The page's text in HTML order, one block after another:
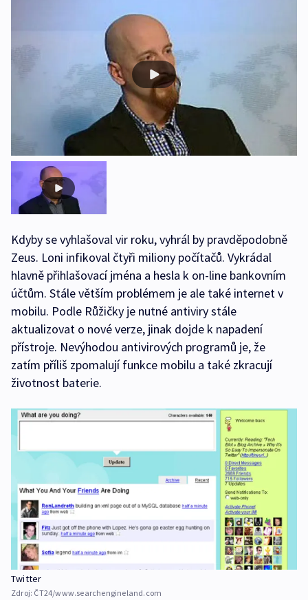
Kdyby se vyhlašoval vir roku, vyhrál by pravděpodobně
Zeus. Loni infikoval čtyři miliony počítačů. Vykrádal
hlavně přihlašovací jména a hesla k on-line bankovním
účtům. Stále větším problémem je ale také internet v
mobilu. Podle Růžičky je nutné antiviry stále
aktualizovat o nové verze, jinak dojde k napadení
přístroje. Nevýhodou antivirových programů je, že
zatím příliš zpomalují funkce mobilu a také zkracují
životnost baterie.
Twitter
Zdroj: ČT24/www.searchengineland.com